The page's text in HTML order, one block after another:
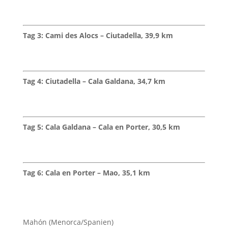
Tag 3: Cami des Alocs – Ciutadella, 39,9 km
Tag 4: Ciutadella – Cala Galdana, 34,7 km
Tag 5: Cala Galdana – Cala en Porter, 30,5 km
Tag 6: Cala en Porter – Mao, 35,1 km
Mahón (Menorca/Spanien)